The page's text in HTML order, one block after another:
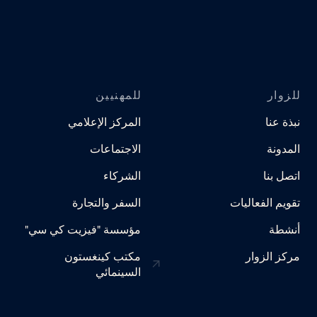
للزوار
نبذة عنا
المدونة
اتصل بنا
تقويم الفعاليات
أنشطة
مركز الزوار
للمهنيين
المركز الإعلامي
الاجتماعات
الشركاء
السفر والتجارة
مؤسسة "فيزيت كي سي"
مكتب كينغستون
السينمائي